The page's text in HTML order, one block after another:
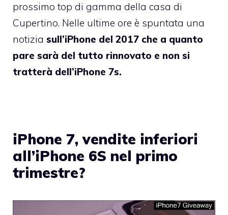
prossimo top di gamma della casa di
Cupertino. Nelle ultime ore è spuntata una
notizia sull’iPhone del 2017 che a quanto
pare sarà del tutto rinnovato e non si
tratterà dell’iPhone 7s.
iPhone 7, vendite inferiori
all’iPhone 6S nel primo
trimestre?